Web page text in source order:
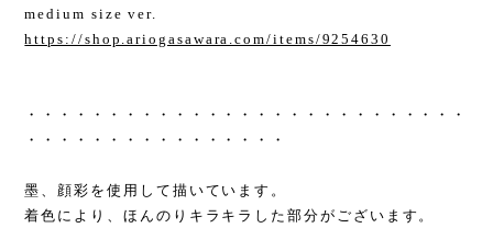
medium size ver.
https://shop.ariogasawara.com/items/9254630
・・・・・・・・・・・・・・・・・・・・・・・・・・・
・・・・・・・・・・・・・・・・
墨、顔彩を使用して描いています。
着色により、ほんのりキラキラした部分がございます。